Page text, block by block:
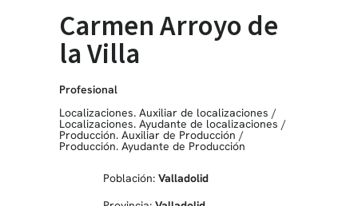
Carmen Arroyo de
la Villa
Profesional
Localizaciones. Auxiliar de localizaciones /
Localizaciones. Ayudante de localizaciones /
Producción. Auxiliar de Producción /
Producción. Ayudante de Producción
Población: Valladolid